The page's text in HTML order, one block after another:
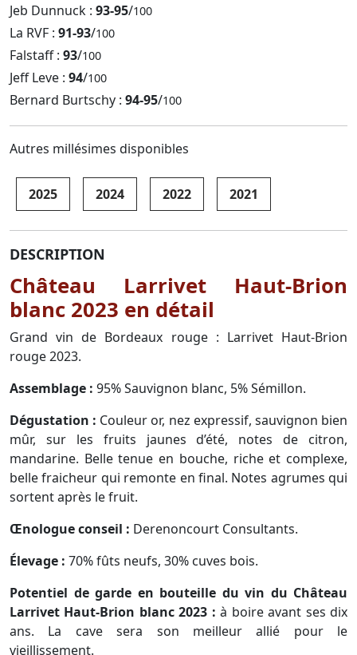
Jeb Dunnuck : 93-95/100
La RVF : 91-93/100
Falstaff : 93/100
Jeff Leve : 94/100
Bernard Burtschy : 94-95/100
Autres millésimes disponibles
2025 2024 2022 2021
DESCRIPTION
Château Larrivet Haut-Brion
blanc 2023 en détail
Grand vin de Bordeaux rouge : Larrivet Haut-Brion
rouge 2023.
Assemblage : 95% Sauvignon blanc, 5% Sémillon.
Dégustation : Couleur or, nez expressif, sauvignon bien
mûr, sur les fruits jaunes d’été, notes de citron,
mandarine. Belle tenue en bouche, riche et complexe,
belle fraicheur qui remonte en final. Notes agrumes qui
sortent après le fruit.
Œnologue conseil : Derenoncourt Consultants.
Élevage : 70% fûts neufs, 30% cuves bois.
Potentiel de garde en bouteille du vin du Château
Larrivet Haut-Brion blanc 2023 : à boire avant ses dix
ans. La cave sera son meilleur allié pour le
vieillissement.